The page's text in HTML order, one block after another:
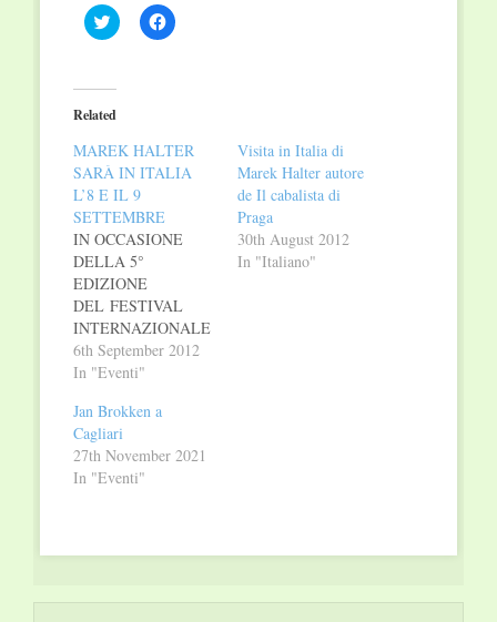
Click
to
(Opens
in
new
Click
to
Related
MAREK HALTER
SARÀ IN ITALIA
L’8 E IL 9
SETTEMBRE
IN OCCASIONE
DELLA 5°
EDIZIONE
DEL FESTIVAL
INTERNAZIONALE
DI LETTERATURA
E CULTURA
MAREK HALTER
SARÀ IN ITALIA
L’8 E IL 9
SETTEMBRE PER
6th September 2012
In "Eventi"
Visita in Italia di
Marek Halter autore
de Il cabalista di
Praga
30th August 2012
In "Italiano"
Jan Brokken a
Cagliari
27th November 2021
In "Eventi"